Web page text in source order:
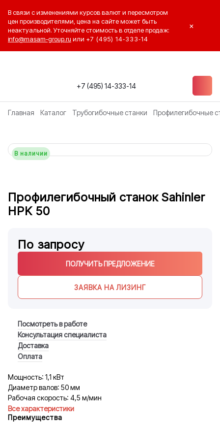
В связи с изменениями курсов валют и пересмотром
цен производителями, цена на сайте может быть
неактуальной. Уточняйте стоимость в отделе продаж:
info@masam-group.ru или +7 (495) 14‑333‑14
×
+7 (495) 14-333-14
Главная Каталог Трубогибочные станки Профилегибочные
В наличии
Профилегибочный станок Sahinler
HPK 50
По запросу
ПОЛУЧИТЬ ПРЕДЛОЖЕНИЕ
ЗАЯВКА НА ЛИЗИНГ
Посмотреть в работе
Консультация специалиста
Доставка
Оплата
Мощность: 1,1 кВт
Диаметр валов: 50 мм
Рабочая скорость: 4,5 м/мин
Все характеристики
Преимущества